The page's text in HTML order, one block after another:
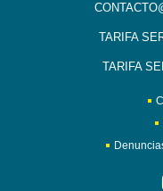
TARIFA
TARIFA